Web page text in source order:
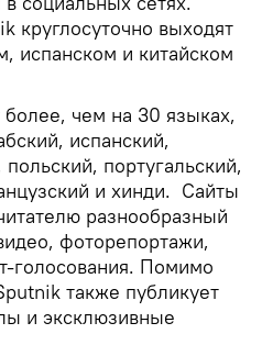
круглосуточно выходят
испанском и китайском
чем на 30 языках,
испанский,
португальский,
и хинди. Сайты
разнообразный
фоторепортажи,
голосования. Помимо
также публикует
и эксклюзивные